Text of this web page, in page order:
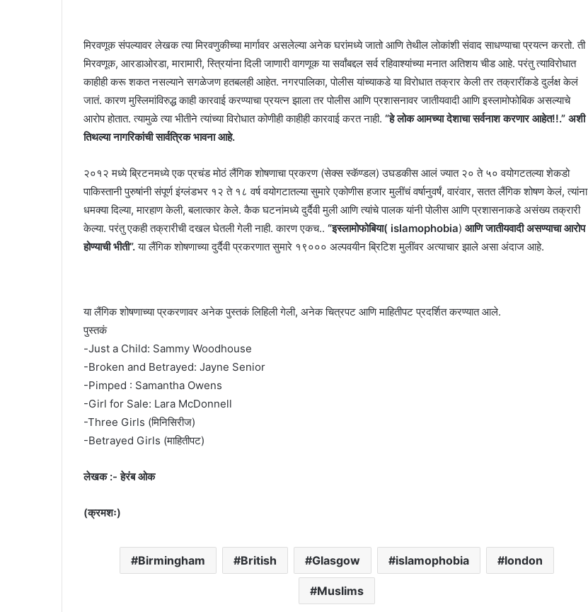
मिरवणूक संपल्यावर लेखक त्या मिरवणुकीच्या मार्गावर असलेल्या अनेक घरांमध्ये जातो आणि तेथील लोकांशी संवाद साधण्याचा प्रयत्न करतो. ती
मिरवणूक, आरडाओरडा, मारामारी, स्त्रियांना दिली जाणारी वागणूक या सर्वांबद्दल सर्व रहिवाश्यांच्या मनात अतिशय चीड आहे. परंतु त्याविरोधात
काहीही करू शकत नसल्याने सगळेजण हतबलही आहेत. नगरपालिका, पोलीस यांच्याकडे या विरोधात तक्रार केली तर तक्रारींकडे दुर्लक्ष केलं
जातं. कारण मुस्लिमांविरुद्ध काही कारवाई करण्याचा प्रयत्न झाला तर पोलीस आणि प्रशासनावर जातीयवादी आणि इस्लामोफोबिक असल्याचे
आरोप होतात. त्यामुळे त्या भीतीने त्यांच्या विरोधात कोणीही काहीही कारवाई करत नाही. “हे लोक आमच्या देशाचा सर्वनाश करणार आहेत!!.” अशी
तिथल्या नागरिकांची सार्वत्रिक भावना आहे.
२०१२ मध्ये ब्रिटनमध्ये एक प्रचंड मोठं लैंगिक शोषणाचा प्रकरण (सेक्स स्कॅण्डल) उघडकीस आलं ज्यात २० ते ५० वयोगटतल्या शेकडो
पाकिस्तानी पुरुषांनी संपूर्ण इंग्लंडभर १२ ते १८ वर्ष वयोगटातल्या सुमारे एकोणीस हजार मुलींचं वर्षानुवर्षं, वारंवार, सतत लैंगिक शोषण केलं, त्यांना
धमक्या दिल्या, मारहाण केली, बलात्कार केले. कैक घटनांमध्ये दुर्दैवी मुली आणि त्यांचे पालक यांनी पोलीस आणि प्रशासनाकडे असंख्य तक्रारी
केल्या. परंतु एकही तक्रारीची दखल घेतली गेली नाही. कारण एकच.. “इस्लामोफोबिया( islamophobia) आणि जातीयवादी असण्याचा आरोप
होण्याची भीती”.या लैंगिक शोषणाच्या दुर्दैवी प्रकरणात सुमारे १९००० अल्पवयीन ब्रिटिश मुलींवर अत्याचार झाले असा अंदाज आहे.
या लैंगिक शोषणाच्या प्रकरणावर अनेक पुस्तकं लिहिली गेली, अनेक चित्रपट आणि माहितीपट प्रदर्शित करण्यात आले.
पुस्तकं
-Just a Child: Sammy Woodhouse
-Broken and Betrayed: Jayne Senior
-Pimped : Samantha Owens
-Girl for Sale: Lara McDonnell
-Three Girls (मिनिसिरीज)
-Betrayed Girls (माहितीपट)
लेखक :- हेरंब ओक
(क्रमशः)
Birmingham British Glasgow islamophobia london
Muslims